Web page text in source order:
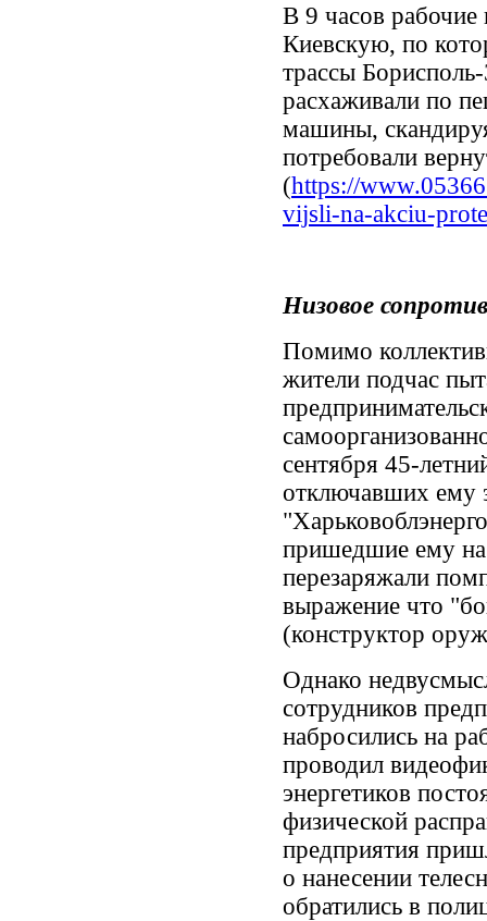
В 9 часов
Киевскую, по
трассы
расхаживали по
машины,
потребовали
(https://
vijsli-na-akciu-
Низовое
Помимо
жители подчас
сентября 45-
отключавших ему
пришедшие ему на
перезаряжали
выражение что
(конструктор
Однако
сотрудников
набросились на
проводил
энергетиков
физической
предприятия
о нанесении
обратились в